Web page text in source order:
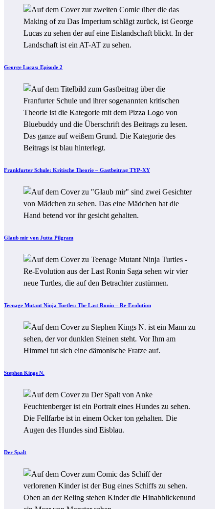
George Lucas: Episode 2
Frankfurter Schule: Kritische Theorie – Gastbeitrag TYP-XY
Glaub mir von Jutta Pilgram
Teenage Mutant Ninja Turtles: The Last Ronin – Re-Evolution
Stephen Kings N.
Der Spalt